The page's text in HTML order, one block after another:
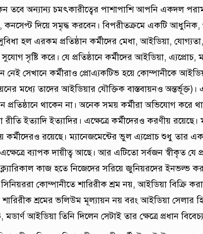
তবে অন্যান্য চমৎকারীত্বের পাশাপাশি আপনি একদল
দিয়ে সমৃদ্ধ করবেন। বিপরীতক্রমে একটি আধুনিক,
হল এরকম প্রতিষ্ঠান কর্মীদের মেধা, আইডিয়া,
সৃষ্টি করে। যে প্রতিষ্ঠানে কর্মীদের আইডিয়া, এ্যপ্রোচ,
নেই সেখানে কর্মীরাও প্রোএ্যকটিভ হয়ে কোম্পানীকে
মধ্যে তাদের আইডিয়ার যৌক্তিক বাস্তবায়নও
প্রতিষ্ঠানে থাকেন না। অনেক সময় কর্মীরা অভিযোগ করে
ইত্যাদি ইত্যাদির। এক্ষেত্রে কর্মীদেরও করণীয় রয়েছে।
কর্মীদেরও রয়েছে। ম্যানেজমেন্টের ভুল এ্যপ্রোচ শুধু তার
ব্যাপক দায়ীত্ব আছে। আর এটিতো সর্বজন স্বীকৃত যে
ক্ল্যারিকাল কাজ হতে নিজেদের সরিয়ে জুনিয়রদের
কোম্পানীতে শারিরীক শ্রম নয়, আইডিয়া বিক্রি
শারিরীক শ্রমের ভলিউম মূল্যায়ন নয় বরং আইডিয়া
মডার্ণ আইডিয়া তিনি দিলেন সেটাই তার ক্ষেত্রে প্রধান